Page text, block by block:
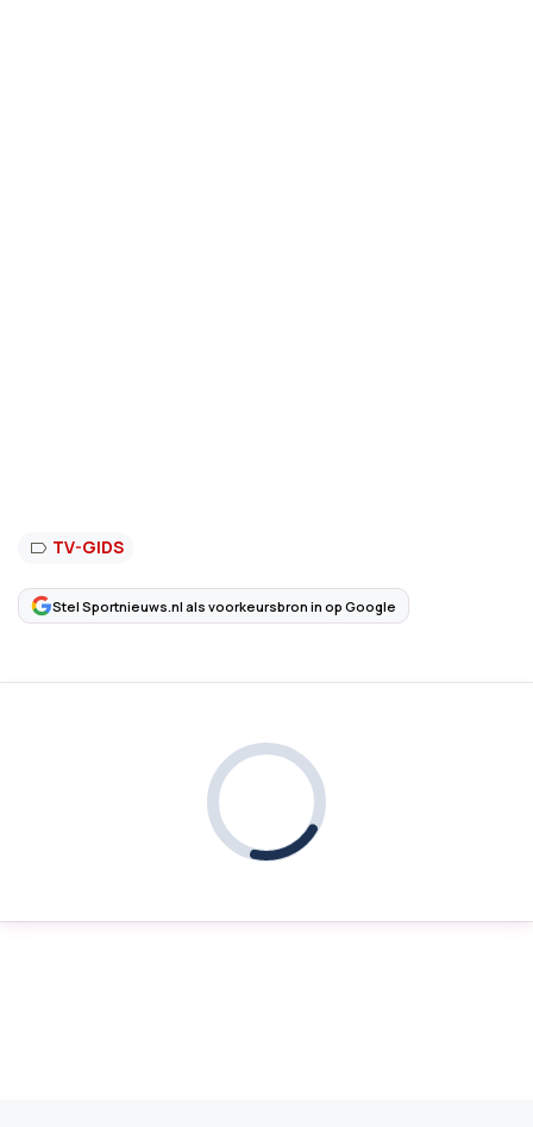
TV-GIDS
Stel Sportnieuws.nl als voorkeursbron in op Google